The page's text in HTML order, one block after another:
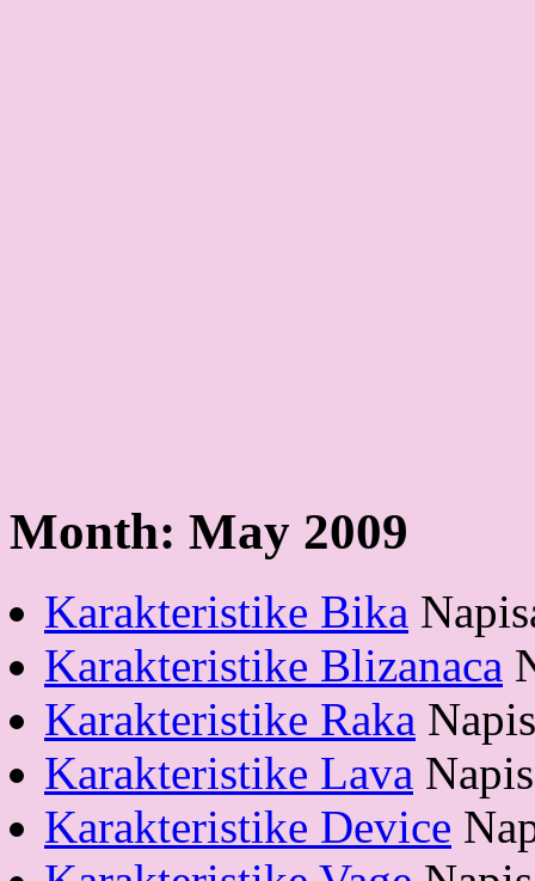
Month: May 2009
Karakteristike Bika
Karakteristike Blizanaca
Karakteristike Raka
Karakteristike Lava
Karakteristike Device